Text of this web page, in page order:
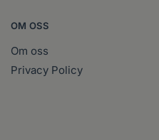
OM OSS
Om oss
Privacy Policy